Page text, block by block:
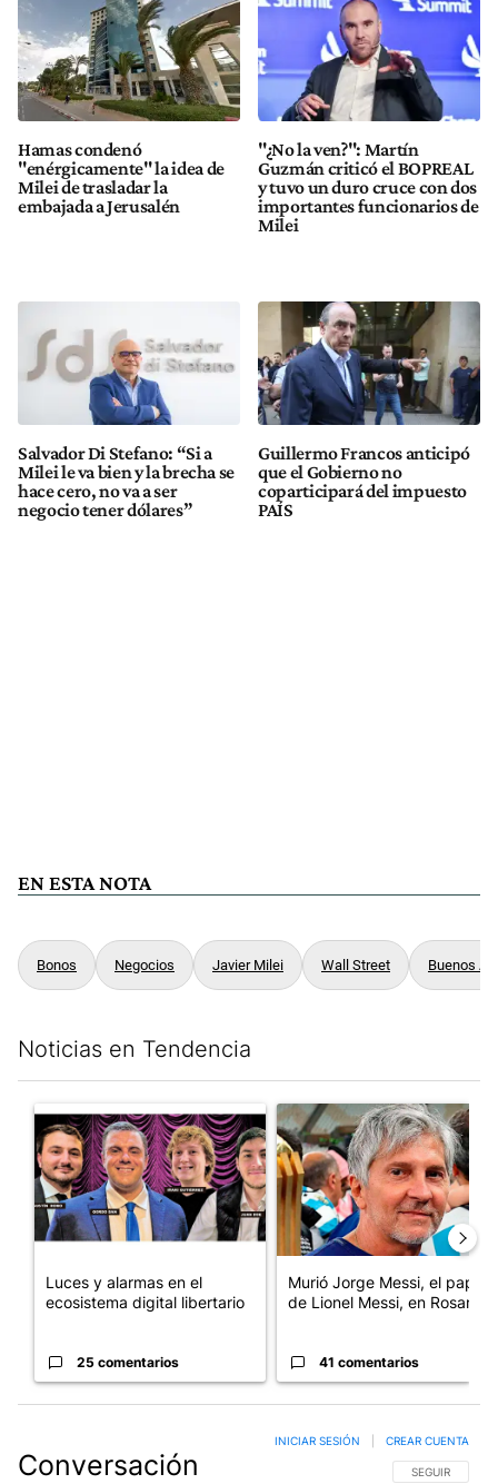
Hamas condenó
"enérgicamente" la idea de
Milei de trasladar la
embajada a Jerusalén
"¿No la ven?": Martín
Guzmán criticó el BOPREAL
y tuvo un duro cruce con dos
importantes funcionarios de
Milei
Salvador Di Stefano: “Si a
Milei le va bien y la brecha se
hace cero, no va a ser
negocio tener dólares”
Guillermo Francos anticipó
que el Gobierno no
coparticipará del impuesto
PAÍS
EN ESTA NOTA
Bonos Negocios Javier Milei Wall Street Buenos
Noticias en Tendencia
Un artículo de tendencia con el título "Luces y alarmas en el
Luces y alarmas en el
ecosistema digital libertario
25 comentarios
Un artículo de tendencia con
Murió Jorge Messi, el papá
de Lionel Messi, en Rosario
41 comentarios
Conversación SIGA ESTA
SEGUIR
INICIAR SESIÓN CREAR CUENTA